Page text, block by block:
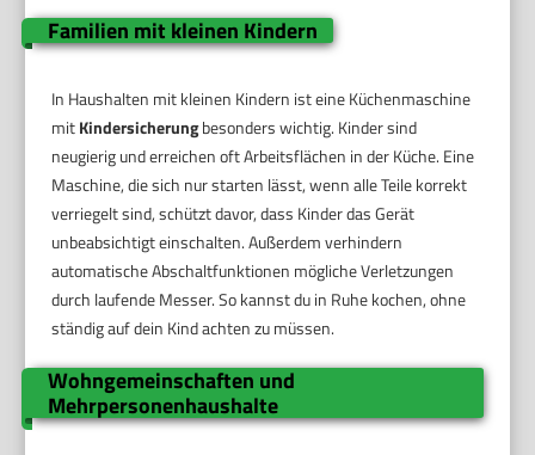
Familien mit kleinen Kindern
In Haushalten mit kleinen Kindern ist eine Küchenmaschine
mitKindersicherungbesonders wichtig. Kinder sind
neugierig und erreichen oft Arbeitsflächen in der Küche. Eine
Maschine, die sich nur starten lässt, wenn alle Teile korrekt
verriegelt sind, schützt davor, dass Kinder das Gerät
unbeabsichtigt einschalten. Außerdem verhindern
automatische Abschaltfunktionen mögliche Verletzungen
durch laufende Messer. So kannst du in Ruhe kochen, ohne
ständig auf dein Kind achten zu müssen.
Wohngemeinschaften und
Mehrpersonenhaushalte